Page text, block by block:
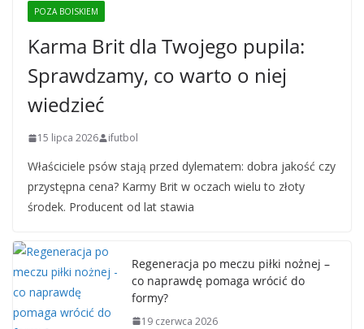
POZA BOISKIEM
Karma Brit dla Twojego pupila:
Sprawdzamy, co warto o niej
wiedzieć
15 lipca 2026 ifutbol
Właściciele psów stają przed dylematem: dobra jakość czy
przystępna cena? Karmy Brit w oczach wielu to złoty
środek. Producent od lat stawia
Regeneracja po meczu piłki nożnej –
co naprawdę pomaga wrócić do
formy?
19 czerwca 2026